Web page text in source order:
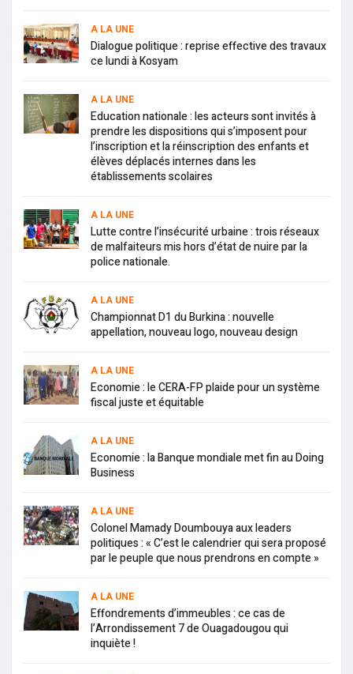
A LA UNE
Dialogue politique : reprise effective des travaux
ce lundi à Kosyam
A LA UNE
Education nationale : les acteurs sont invités à
prendre les dispositions qui s’imposent pour
l’inscription et la réinscription des enfants et
élèves déplacés internes dans les
établissements scolaires
A LA UNE
Lutte contre l’insécurité urbaine : trois réseaux
de malfaiteurs mis hors d’état de nuire par la
police nationale.
A LA UNE
Championnat D1 du Burkina : nouvelle
appellation, nouveau logo, nouveau design
A LA UNE
Economie : le CERA-FP plaide pour un système
fiscal juste et équitable
A LA UNE
Economie : la Banque mondiale met fin au Doing
Business
A LA UNE
Colonel Mamady Doumbouya aux leaders
politiques : « C’est le calendrier qui sera proposé
par le peuple que nous prendrons en compte »
A LA UNE
Effondrements d’immeubles : ce cas de
l’Arrondissement 7 de Ouagadougou qui
inquiète !